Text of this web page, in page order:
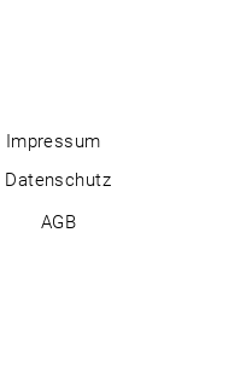
Impressum
Datenschutz
AGB